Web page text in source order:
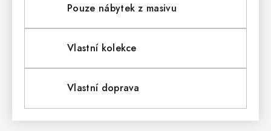
Pouze nábytek z masivu
Vlastní kolekce
Vlastní doprava